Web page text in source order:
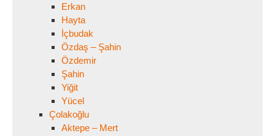
Erkan
Hayta
İçbudak
Özdaş – Şahin
Özdemir
Şahin
Yiğit
Yücel
Çolakoğlu
Aktepe – Mert